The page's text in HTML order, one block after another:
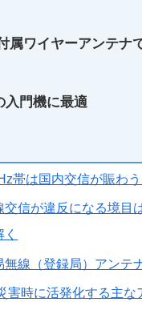
属ワイヤーアンテナ
入門機に最適
帯は国内交信が賑わ
交信が違反になる境
無線（登録局）アン
害時に活発化する主